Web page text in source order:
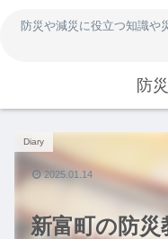
防災や減災に役立つ知識や
防
新富町の防
Diary
2025.01.14